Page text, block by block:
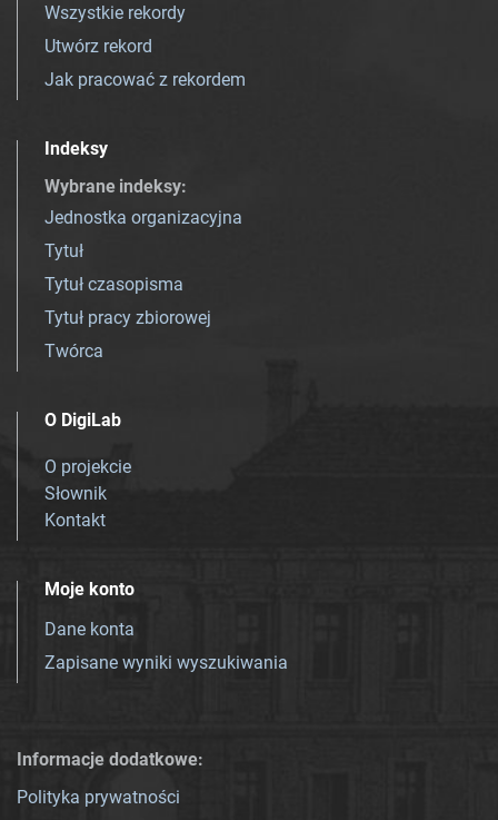
Wszystkie rekordy
Utwórz rekord
Jak pracować z rekordem
Indeksy
Wybrane indeksy:
Jednostka organizacyjna
Tytuł
Tytuł czasopisma
Tytuł pracy zbiorowej
Twórca
O DigiLab
O projekcie
Słownik
Kontakt
Moje konto
Dane konta
Zapisane wyniki wyszukiwania
Informacje dodatkowe:
Polityka prywatności